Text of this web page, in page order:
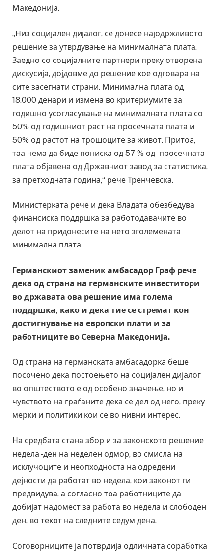
Македонија.
„Низ социјален дијалог, се донесе најодржливото
решение за утврдување на минималната плата.
Заедно со социјалните партнери преку отворена
дискусија, дојдовме до решение кое одговара на
сите засегнати страни. Минимална плата од
18.000 денари и измена во критериумите за
годишно усогласување на минималната плата со
50% од годишниот раст на просечната плата и
50% од растот на трошоците за живот. Притоа,
таа нема да биде пониска од 57 % од просечната
плата објавена од Државниот завод за статистика,
за претходната година,“ рече Тренчевска.
Министерката рече и дека Владата обезбедува
финансиска поддршка за работодавачите во
делот на придонесите на нето зголемената
минимална плата.
Германскиот заменик амбасадор Граф рече
дека од страна на германските инвеститори
во државата ова решение има голема
поддршка, како и дека тие се стремат кон
достигнување на европски плати и за
работниците во Северна Македонија.
Од страна на германската амбасадорка беше
посочено дека постоењето на социјален дијалог
во општеството е од особено значење, но и
чувството на граѓаните дека се дел од него, преку
мерки и политики кои се во нивни интерес.
На средбата стана збор и за законското решение
недела -ден на неделен одмор, во смисла на
исклучоците и неопходноста на одредени
дејности да работат во недела, кои законот ги
предвидува, а согласно тоа работниците да
добијат надомест за работа во недела и слободен
ден, во текот на следните седум дена.
Соговорниците ја потврдија одличната соработка